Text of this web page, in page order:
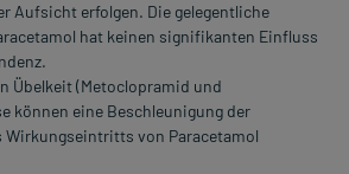
Aufsicht erfolgen. Die gelegentliche
hat keinen signifikanten Einfluss
Übelkeit (Metoclopramid und
können eine Beschleunigung der
Wirkungseintritts von Paracetamol